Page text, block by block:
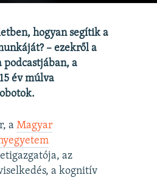
hogyan segítik a
– ezekről a
a
év múlva
aMagyar
az
a kognitív